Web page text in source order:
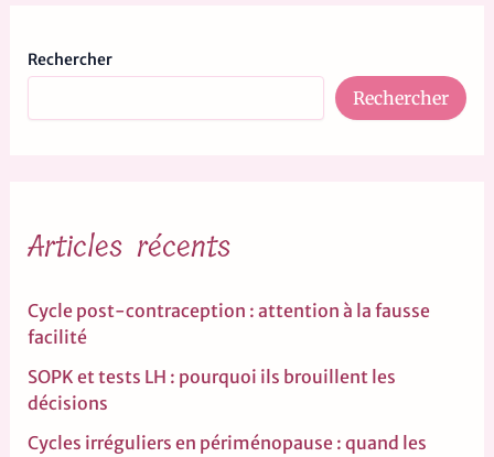
Rechercher
Rechercher
Articles récents
Cycle post-contraception : attention à la fausse
facilité
SOPK et tests LH : pourquoi ils brouillent les
décisions
Cycles irréguliers en périménopause : quand les